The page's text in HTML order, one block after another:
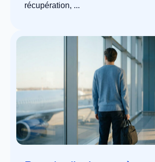
récupération, ...